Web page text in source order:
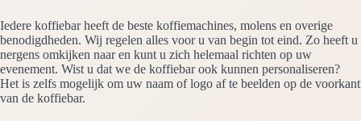
Iedere koffiebar heeft de beste koffiemachines, molens en overige
benodigdheden. Wij regelen alles voor u van begin tot eind. Zo heeft u
nergens omkijken naar en kunt u zich helemaal richten op uw
evenement. Wist u dat we de koffiebar ook kunnen personaliseren?
Het is zelfs mogelijk om uw naam of logo af te beelden op de voorkant
van de koffiebar.